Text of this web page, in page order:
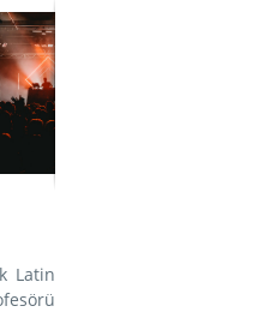
Latin